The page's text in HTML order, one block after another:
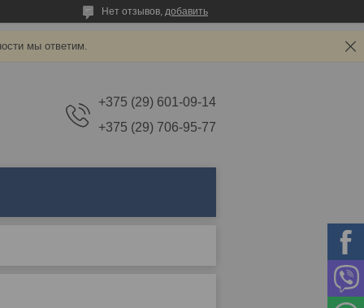
Нет отзывов, добавить
мы ответим.
+375 (29) 601-09-14
+375 (29) 706-95-77